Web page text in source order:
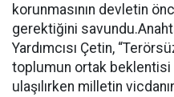
korunmasının devletin
gerektiğini
Yardımcısı Çetin,
toplumun ortak
ulaşılırken milletin